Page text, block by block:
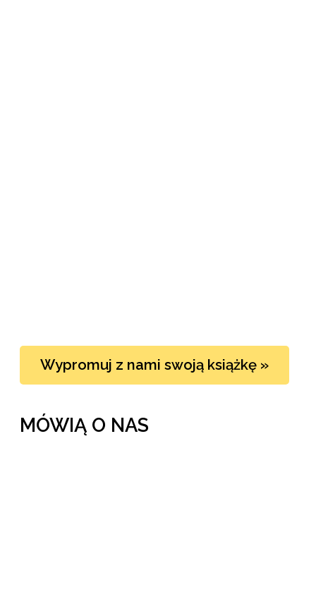
Wypromuj z nami swoją książkę »
MÓWIĄ O NAS